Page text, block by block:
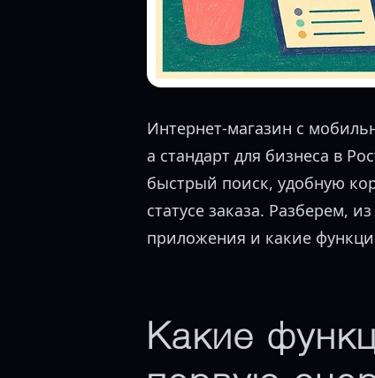
Интернет-магазин с
а стандарт для бизнеса в
быстрый поиск, удобную
статусе заказа. Разберем,
приложения и какие
Какие